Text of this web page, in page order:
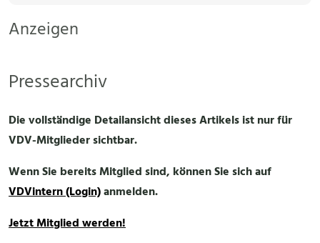
Anzeigen
Pressearchiv
Die vollständige Detailansicht dieses Artikels ist nur für
VDV-Mitglieder sichtbar.
Wenn Sie bereits Mitglied sind, können Sie sich auf
VDVintern (Login)anmelden.
Jetzt Mitglied werden!